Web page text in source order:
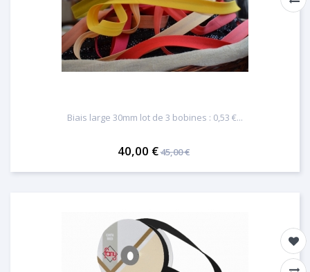
Biais large 30mm lot de 3 bobines : 0,53 €...
40,00 €45,00 €